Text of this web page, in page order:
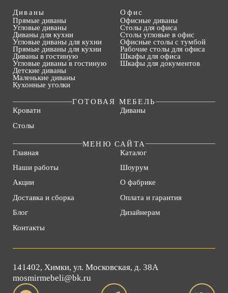
Диваны
Прямые диваны
Угловые диваны
Диваны для кухни
Угловые диваны для кухни
Прямые диваны для кухни
Диваны в гостиную
Угловые диваны в гостиную
Детские диваны
Маленькие диваны
Кухонные уголки
Офис
Офисные диваны
Столы для офиса
Столы угловые в офис
Офисные столы с тумбой
Рабочие столы для офиса
Шкафы для офиса
Шкафы для документов
ГОТОВАЯ МЕБЕЛЬ
Кровати
Диваны
Столы
МЕНЮ САЙТА
Главная
Каталог
Наши работы
Шоурум
Акции
О фабрике
Доставка и сборка
Оплата и гарантия
Блог
Дизайнерам
Контакты
141402, Химки, ул. Московская, д. 38А
mosmirmebeli@bk.ru